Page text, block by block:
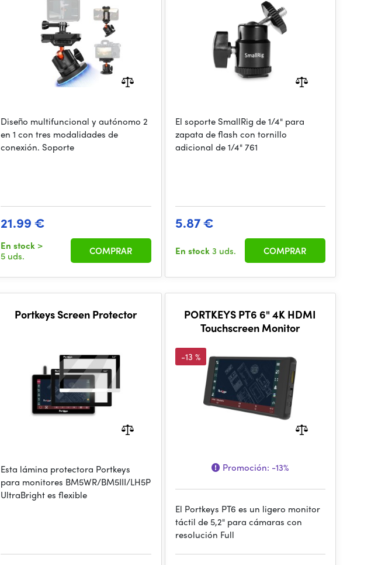
Diseño multifuncional y autónomo 2
en 1 con tres modalidades de
conexión. Soporte
21.99 €
En stock >
5 uds.
COMPRAR
El soporte SmallRig de 1/4" para
zapata de flash con tornillo
adicional de 1/4" 761
5.87 €
En stock3 uds. COMPRAR
Portkeys Screen Protector
Esta lámina protectora Portkeys
para monitores BM5WR/BM5III/LH5P
UltraBright es flexible
PORTKEYS PT6 6" 4K HDMI
Touchscreen Monitor
-13 %
Promoción: -13%
El Portkeys PT6 es un ligero monitor
táctil de 5,2" para cámaras con
resolución Full